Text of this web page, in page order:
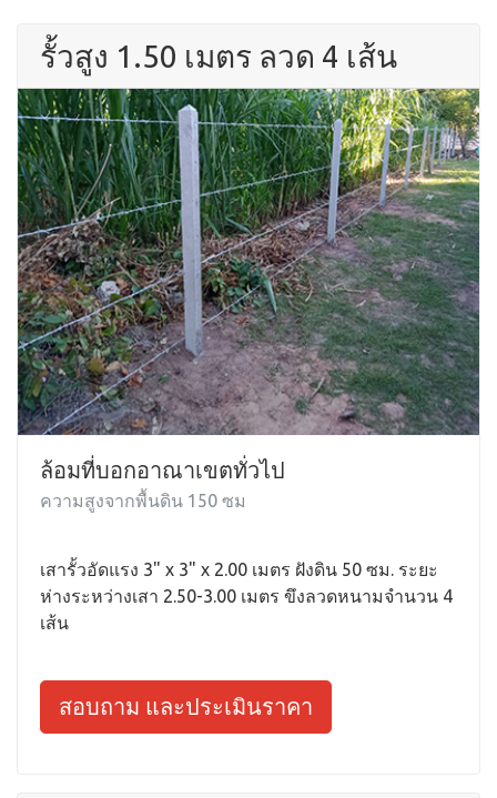
รั้วสูง 1.50 เมตร ลวด 4 เส้น
ล้อมที่บอกอาณาเขตทั่วไป
ความสูงจากพื้นดิน 150 ซม
เสารั้วอัดแรง 3" x 3" x 2.00 เมตร ฝังดิน 50 ซม. ระยะ
ห่างระหว่างเสา 2.50-3.00 เมตร ขึงลวดหนามจำนวน 4
เส้น
สอบถาม และประเมินราคา